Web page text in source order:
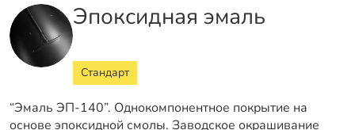
Эпоксидная эмаль
Стандарт
“Эмаль ЭП-140”. Однокомпонентное покрытие на
основе эпоксидной смолы. Заводское окрашивание